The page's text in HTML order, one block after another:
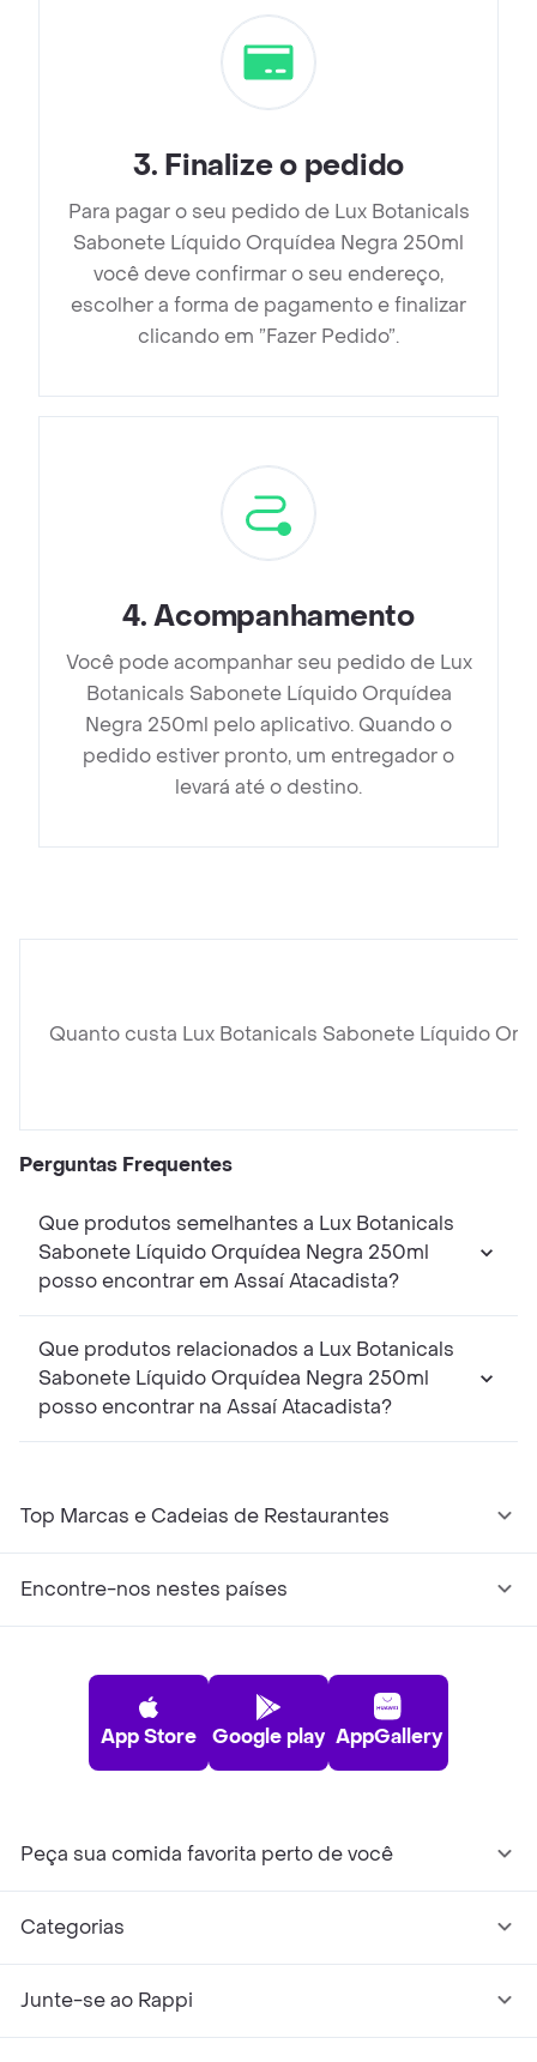
3. Finalize o pedido
Para pagar o seu pedido de Lux Botanicals
Sabonete Líquido Orquídea Negra 250ml
você deve confirmar o seu endereço,
escolher a forma de pagamento e finalizar
clicando em ”Fazer Pedido”.
4.Acompanhamento
Você pode acompanhar seu pedido de Lux
Botanicals Sabonete Líquido Orquídea
Negra 250ml pelo aplicativo. Quando o
pedido estiver pronto, um entregador o
levará até o destino.
Quanto custa Lux Botanicals Sabonete Líquido
Perguntas Frequentes
Que produtos semelhantes a Lux Botanicals
Sabonete Líquido Orquídea Negra 250ml
posso encontrar em Assaí Atacadista?
Que produtos relacionados a Lux Botanicals
Sabonete Líquido Orquídea Negra 250ml
posso encontrar na Assaí Atacadista?
Top Marcas e Cadeias de Restaurantes
Encontre-nos nestes países
App Store Google play AppGallery
Peça sua comida favorita perto de você
Categorias
Junte-se ao Rappi